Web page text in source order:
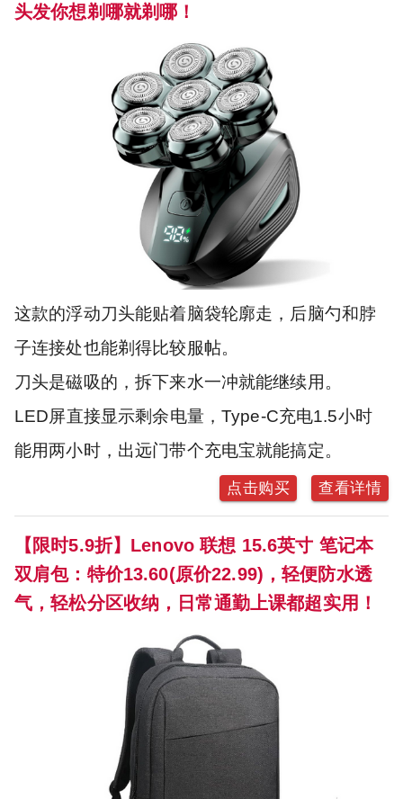
头发你想剃哪就剃哪！
这款的浮动刀头能贴着脑袋轮廓走，后脑勺和脖
子连接处也能剃得比较服帖。
刀头是磁吸的，拆下来水一冲就能继续用。
LED屏直接显示剩余电量，Type-C充电1.5小时
能用两小时，出远门带个充电宝就能搞定。
点击购买 查看详情
【限时5.9折】Lenovo 联想 15.6英寸 笔记本
双肩包：特价13.60(原价22.99)，轻便防水透
气，轻松分区收纳，日常通勤上课都超实用！